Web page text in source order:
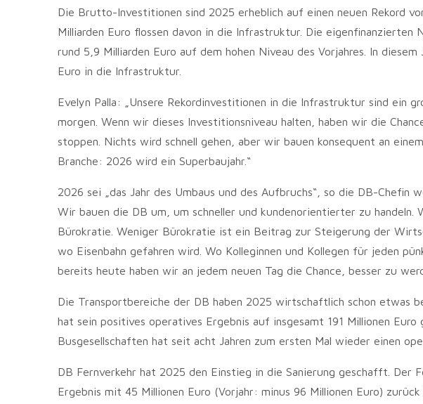
Die Brutto-Investitionen sind 2025 erheblich auf einen neuen Rekord
Milliarden Euro flossen davon in die Infrastruktur. Die
rund 5,9 Milliarden Euro auf dem hohen Niveau des Vorjahres. In
Euro in die Infrastruktur.
Evelyn Palla: „Unsere Rekordinvestitionen in die Infrastruktur sind ein
morgen. Wenn wir dieses Investitionsniveau halten, haben wir die
stoppen. Nichts wird schnell gehen, aber wir bauen konsequent an
Branche: 2026 wird ein Superbaujahr.“
2026 sei „das Jahr des Umbaus und des Aufbruchs“, so die DB-Chefin
Wir bauen die DB um, um schneller und kundenorientierter zu handeln.
Bürokratie. Weniger Bürokratie ist ein Beitrag zur Steigerung der
wo Eisenbahn gefahren wird. Wo Kolleginnen und Kollegen für jeden
bereits heute haben wir an jedem neuen Tag die Chance, besser zu
Die Transportbereiche der DB haben 2025 wirtschaftlich schon etwas
hat sein positives operatives Ergebnis auf insgesamt 191 Millionen
Busgesellschaften hat seit acht Jahren zum ersten Mal wieder einen
DB Fernverkehr hat 2025 den Einstieg in die Sanierung geschafft. Der
Ergebnis mit 45 Millionen Euro (Vorjahr: minus 96 Millionen Euro)